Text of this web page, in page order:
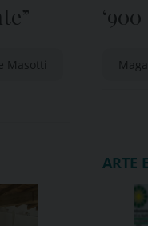
Masotti
‘900
ARTE